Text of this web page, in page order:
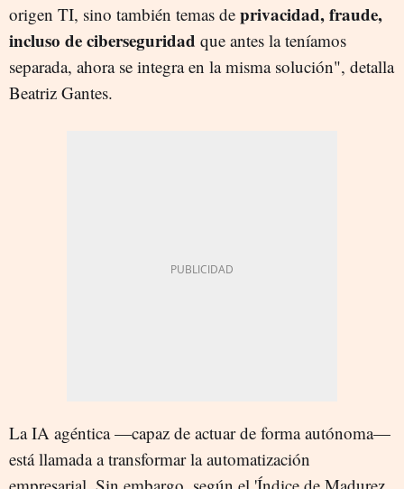
origen TI, sino también temas de privacidad, fraude,
incluso de ciberseguridad que antes la teníamos
separada, ahora se integra en la misma solución", detalla
Beatriz Gantes.
La IA agéntica —capaz de actuar de forma autónoma—
está llamada a transformar la automatización